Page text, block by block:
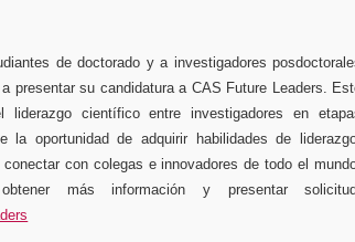
de doctorado y a investigadores
presentar su candidatura a CAS Future Leaders.
liderazgo científico entre investigadores en
la oportunidad de adquirir habilidades de
con colegas e innovadores de todo el
más información y presentar